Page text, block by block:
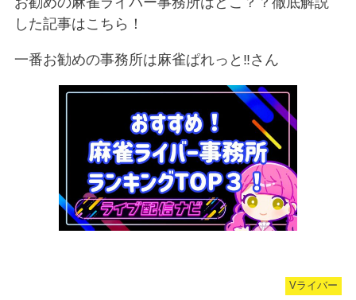
した記事はこちら！
一番お勧めの事務所は麻雀ぱれっと‼︎さん
Vライバー